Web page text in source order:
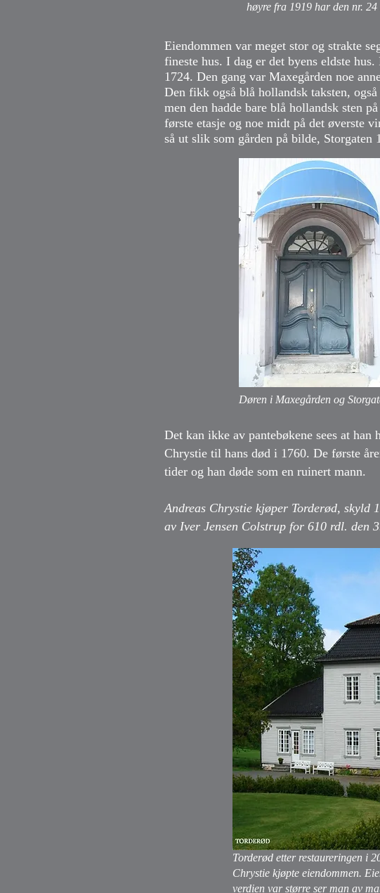
høyre fra 1919 har den nr.
Eiendommen var meget stor og strakte
fineste hus. I dag er det byens eldste
1724. Den gang var Maxegården noe
Den fikk også blå hollandsk taksten,
men den hadde bare blå hollandsk sten
første etasje og noe midt på det øverste
så ut slik som gården på bilde, Storgaten
Døren i Maxegården og
Det kan ikke av pantebøkene sees at han
Chrystie til hans død i 1760. De første
tider og han døde som en ruinert mann.
Andreas Chrystie kjøper Torderød, skyld
av Iver Jensen Colstrup for 610 rdl. den
Torderød etter restaureringen i
Chrystie kjøpte eiendommen.
verdien var større ser man av